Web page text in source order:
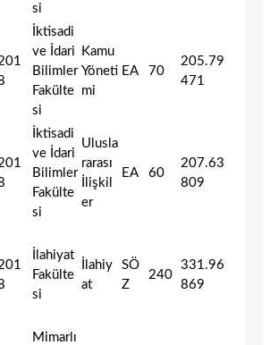
si
İktisadi
ve İdari
Bilimler
Fakülte
si
Kamu
Yöneti
mi
EA 70
205.79
471
İktisadi
ve İdari
Bilimler
Fakülte
si
Ulusla
rarası
İlişkil
er
EA 60
207.63
809
İlahiyat
Fakülte
si
İlahiy
at
SÖ
Z
240
331.96
869
Mimarlı